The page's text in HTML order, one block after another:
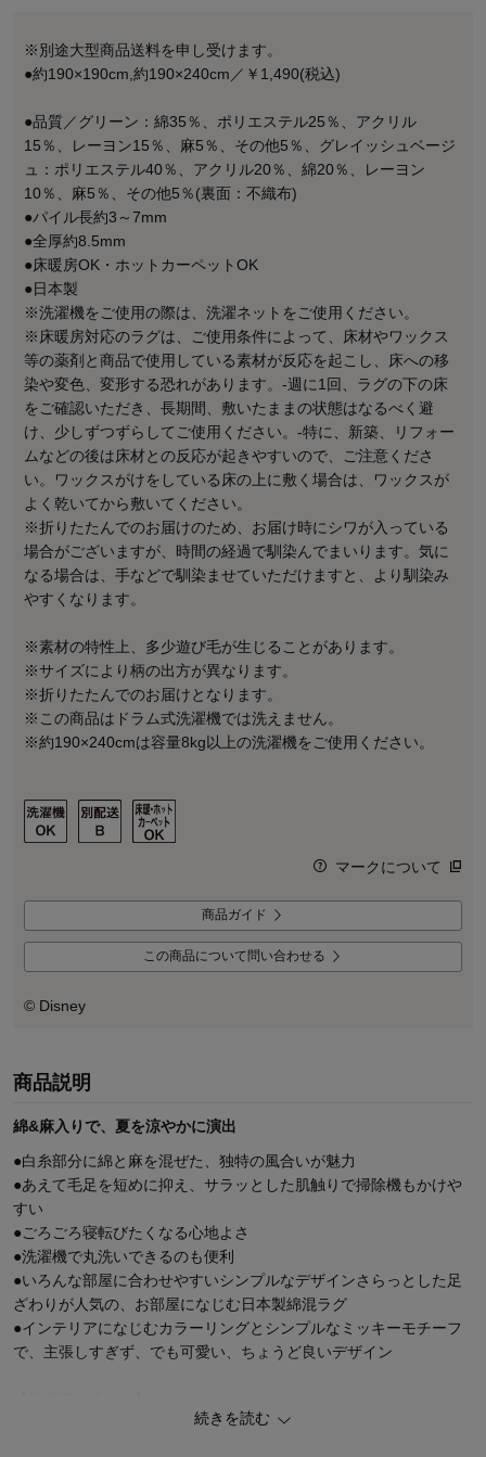
※別途大型商品送料を申し受けます。
●約190×190cm,約190×240cm／￥1,490(税込)
●品質／グリーン：綿35％、ポリエステル25％、アクリル
15％、レーヨン15％、麻5％、その他5％、グレイッシュベージ
ュ：ポリエステル40％、アクリル20％、綿20％、レーヨン
10％、麻5％、その他5％(裏面：不織布)
●パイル長約3～7mm
●全厚約8.5mm
●床暖房OK・ホットカーペットOK
●日本製
※洗濯機をご使用の際は、洗濯ネットをご使用ください。
※床暖房対応のラグは、ご使用条件によって、床材やワックス
等の薬剤と商品で使用している素材が反応を起こし、床への移
染や変色、変形する恐れがあります。-週に1回、ラグの下の床
をご確認いただき、長期間、敷いたままの状態はなるべく避
け、少しずつずらしてご使用ください。-特に、新築、リフォー
ムなどの後は床材との反応が起きやすいので、ご注意くださ
い。ワックスがけをしている床の上に敷く場合は、ワックスが
よく乾いてから敷いてください。
※折りたたんでのお届けのため、お届け時にシワが入っている
場合がございますが、時間の経過で馴染んでまいります。気に
なる場合は、手などで馴染ませていただけますと、より馴染み
やすくなります。
※素材の特性上、多少遊び毛が生じることがあります。
※サイズにより柄の出方が異なります。
※折りたたんでのお届けとなります。
※この商品はドラム式洗濯機では洗えません。
※約190×240cmは容量8kg以上の洗濯機をご使用ください。
マークについて
商品ガイド
この商品について問い合わせる
© Disney
商品説明
綿&麻入りで、夏を涼やかに演出
●白糸部分に綿と麻を混ぜた、独特の風合いが魅力
●あえて毛足を短めに抑え、サラッとした肌触りで掃除機もかけや
すい
●ごろごろ寝転びたくなる心地よさ
●洗濯機で丸洗いできるのも便利
●いろんな部屋に合わせやすいシンプルなデザインさらっとした足
ざわりが人気の、お部屋になじむ日本製綿混ラグ
●インテリアになじむカラーリングとシンプルなミッキーモチーフ
で、主張しすぎず、でも可愛い、ちょうど良いデザイン
●洗濯ネットのご使用で、洗濯機で洗える
続きを読む